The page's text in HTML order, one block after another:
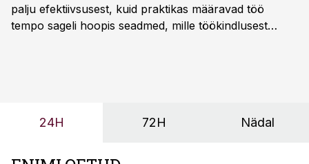
palju efektiivsusest, kuid praktikas määravad töö
tempo sageli hoopis seadmed, mille töökindlusest
24H 72H Nädal